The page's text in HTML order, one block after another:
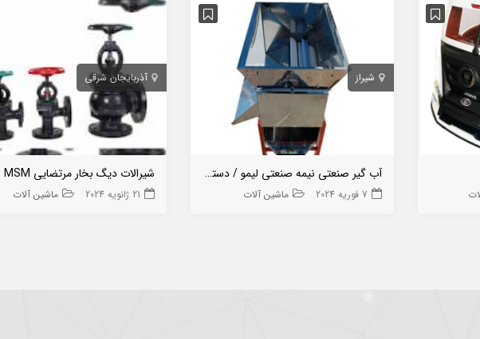
شیراز
آب گیر صنعتی نیمه صنعتی لیمو / دستگاه آبلیمو گیری
7 فوریه 2024 ماشین آلات
آذربایجان شرقی
شیرالات دیگ بخار مرتضایی MSM
21 ژانویه 2024 ماشین آلات